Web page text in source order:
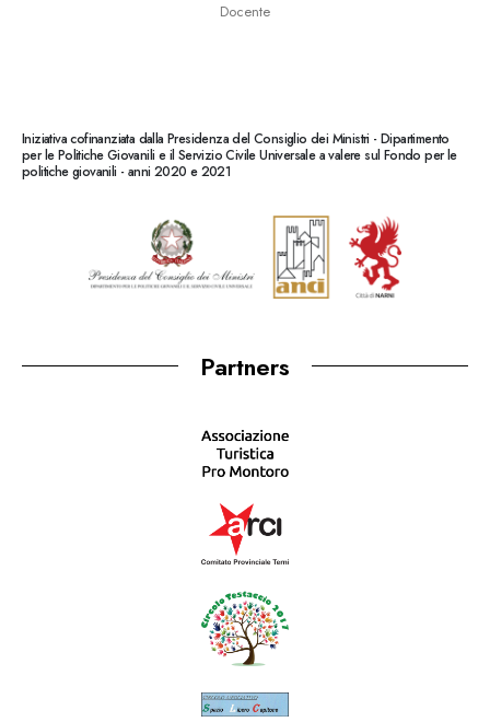
Docente
Iniziativa cofinanziata dalla Presidenza del Consiglio dei Ministri - Dipartimento
per le Politiche Giovanili e il Servizio Civile Universale a valere sul Fondo per le
politiche giovanili - anni 2020 e 2021
Partners